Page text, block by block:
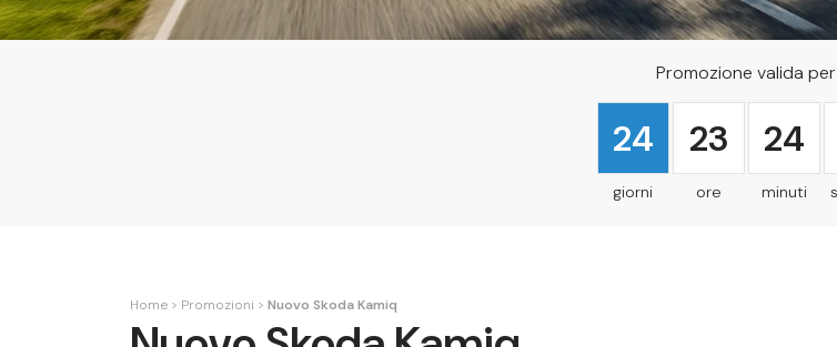
Promozione valida per
24 23 24
Home Promozioni Nuovo Skoda Kamiq